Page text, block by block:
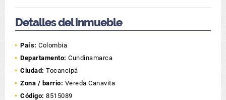
Detalles del inmueble
País: Colombia
Departamento: Cundinamarca
Ciudad: Tocancipá
Zona / barrio: Vereda Canavita
Código: 8515089